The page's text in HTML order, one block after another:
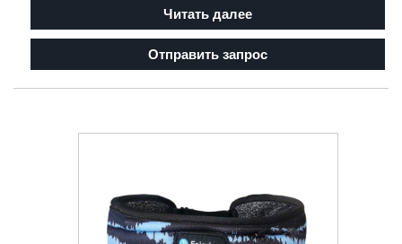
Читать далее
Отправить запрос